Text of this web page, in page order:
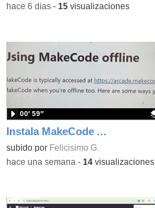
-hace 6 dias- 15visualizaciones
Instala MakeCode Arcade para trabajar offline en tu tablet, ordenador, Chromebook
Contenido educativo.
subido por Felicisimo G.
00′ 59″
-hace una semana - 14visualizaciones